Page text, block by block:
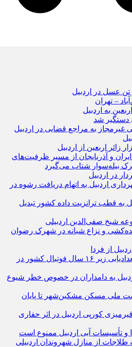
– تهران
دستگیر شد
و آذربایجان از مسیر ظرفیت‌های
بیله‌سوار شتاب می‌گیرد
در اردبیل
اردبیل به اتهام دریافت رشوه در
به قطب ترانزیت داده کشور تبدیل
شیخ صفی‌الدین اردبیلی
و نزاع شبانه در شهرک رضوان
از فردا
برگزاری اردوی استعدادیابی زیر ۱۶ سال فوتبال کشور در
به دامداران در خصوص خطر شیوع
واحد نهضت ملی مسکن مشکین‌شهر تا پایان
کورپی اردبیل در اثر حفاری
و تأسیسات آبی اردبیل ممنوع است
از منازل شهروندان اردبیلی